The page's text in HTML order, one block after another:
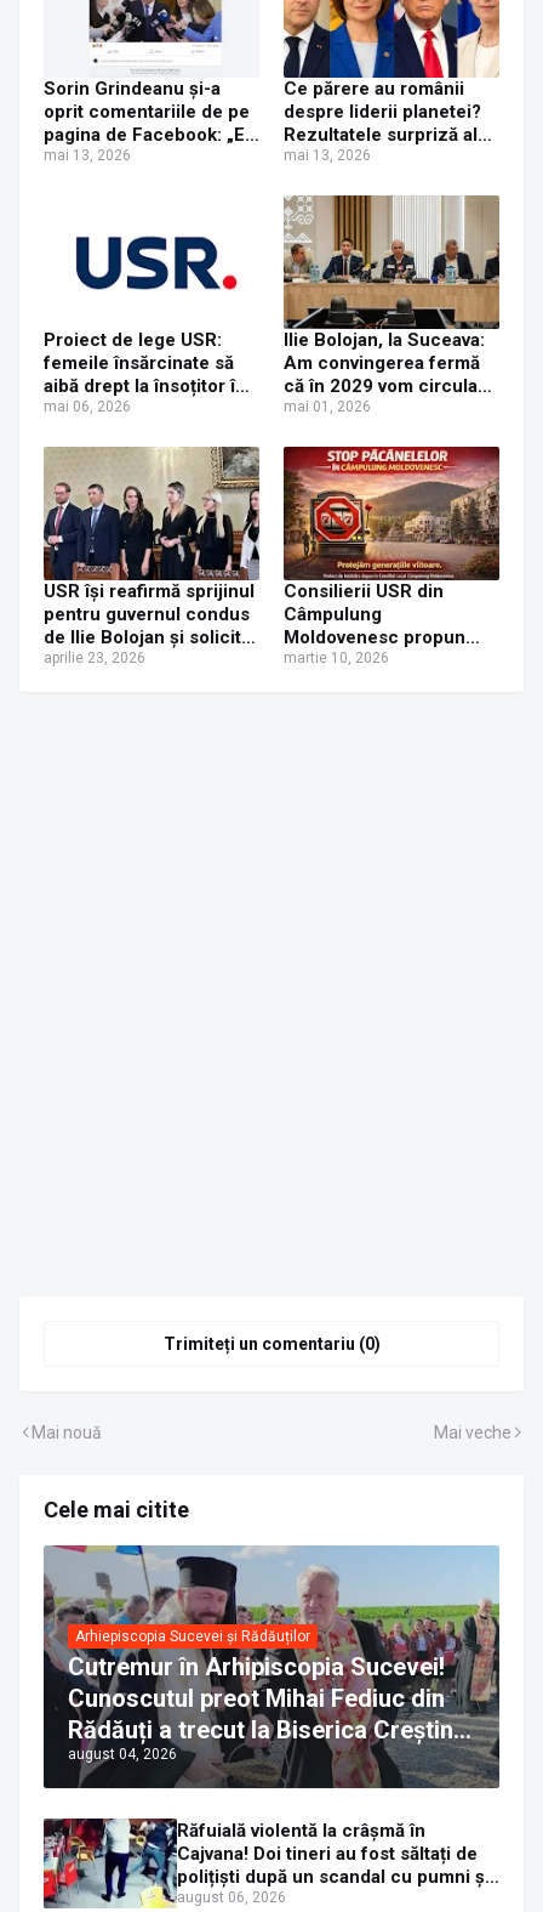
Sorin Grindeanu și-a
oprit comentariile de pe
pagina de Facebook: „Eu
vreau să dialoghez cu
mai 13, 2026
Ce părere au românii
despre liderii planetei?
Rezultatele surpriză ale
unui sondaj de opinie
și Maia Sandu
mai 13, 2026
Proiect de lege USR:
femeile însărcinate să
aibă drept la însoțitor în
maternitate pe durata
mai 06, 2026
Ilie Bolojan, la Suceava:
Am convingerea fermă
că în 2029 vom circula
pe autostradă de la
mai 01, 2026
USR își reafirmă sprijinul
pentru guvernul condus
de Ilie Bolojan și solicită
responsabilitate din
aprilie 23, 2026
Consilierii USR din
Câmpulung
Moldovenesc propun
interzicerea completă a
martie 10, 2026
Trimiteți un comentariu (0)
Mai nouă Mai veche
Cele mai citite
Arhiepiscopia Sucevei și Rădăuților
Cutremur în Arhipiscopia Sucevei!
Cunoscutul preot Mihai Fediuc din
Rădăuți a trecut la Biserica Creștină
Ortodoxă Valahă. ÎPS Calinic anunță
că îi pregătește judecata canonică
august 04, 2026
Răfuială violentă la crâșmă în
Cajvana! Doi tineri au fost săltați de
polițiști după un scandal cu pumni și
mașini distruse
august 06, 2026